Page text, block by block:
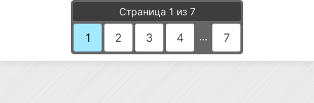
Страница 1 из 7
1 2 3 4 ... 7